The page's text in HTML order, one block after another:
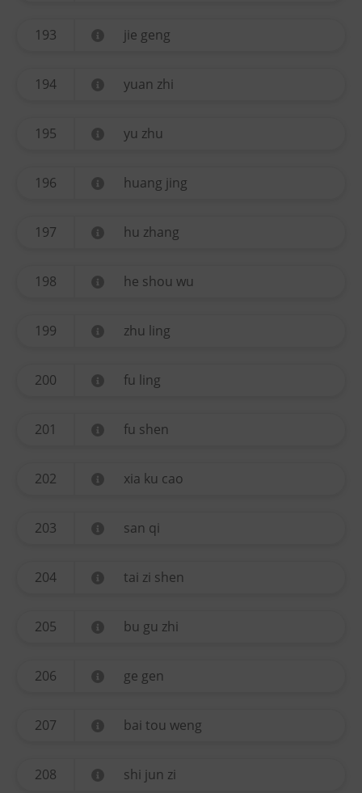
193 jie geng
194 yuan zhi
195 yu zhu
196 huang jing
197 hu zhang
198 he shou wu
199 zhu ling
200 fu ling
201 fu shen
202 xia ku cao
203 san qi
204 tai zi shen
205 bu gu zhi
206 ge gen
207 bai tou weng
208 shi jun zi